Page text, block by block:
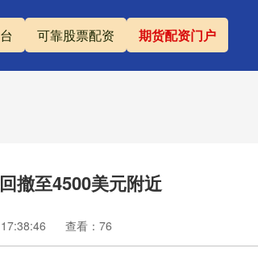
可靠股票配资 期货配资门户
撤至4500美元附近
查看：76